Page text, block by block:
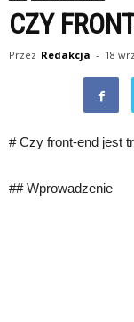
CZY
Przez Redakcja - 18
# Czy front-end jest
## Wprowadzenie